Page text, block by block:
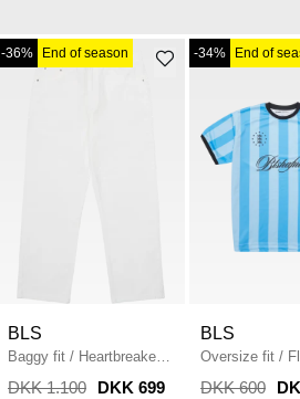
-36% End of season
BLS
Baggy fit / Heartbreaker
Jeans / WHITE
DKK 1.100 DKK 699
-34% End of
BLS
Oversize fit /
Soccer Jersey
DKK 600